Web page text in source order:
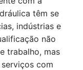
têm se
indústrias e
não
trabalho, mas
com